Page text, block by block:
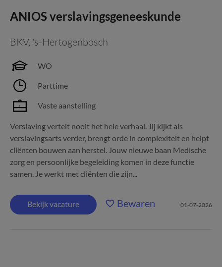
ANIOS verslavingsgeneeskunde
BKV, 's-Hertogenbosch
WO
Parttime
Vaste aanstelling
Verslaving vertelt nooit het hele verhaal. Jij kijkt als
verslavingsarts verder, brengt orde in complexiteit en helpt
cliënten bouwen aan herstel. Jouw nieuwe baan Medische
zorg en persoonlijke begeleiding komen in deze functie
samen. Je werkt met cliënten die zijn...
Bekijk vacature Bewaren 01-07-2026